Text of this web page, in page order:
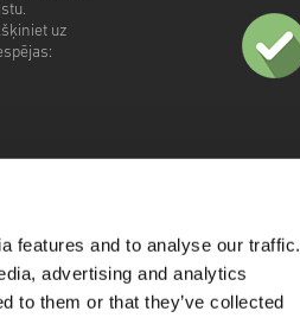
features and to analyse our traffic.
advertising and analytics
to them or that they’ve collected
uz